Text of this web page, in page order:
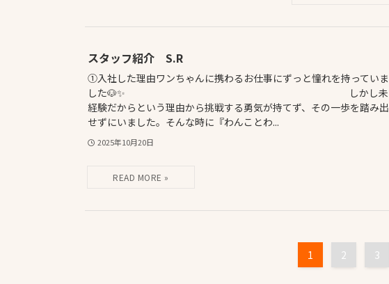
スタッフ紹介 S.R
①入社した理由ワンちゃんに携わるお仕事にずっと憧れを持っていま
した🐶✨ しかし未
経験だからという理由から挑戦する勇気が持てず、その一歩を踏み出
せずにいました。そんな時に『わんことわ...
2025年10月20日
1 2 3